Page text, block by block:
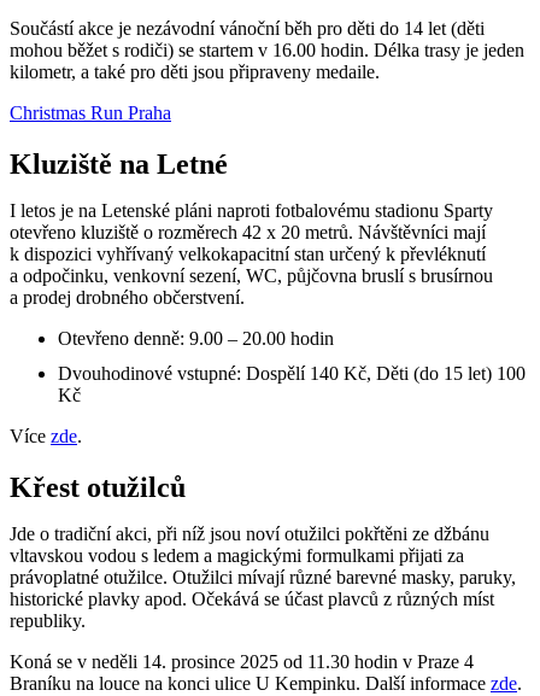
Součástí akce je nezávodní vánoční běh pro děti do 14 let (děti
mohou běžet s rodiči) se startem v 16.00 hodin. Délka trasy je jeden
kilometr, a také pro děti jsou připraveny medaile.
Christmas Run Praha
Kluziště na Letné
I letos je na Letenské pláni naproti fotbalovému stadionu Sparty
otevřeno kluziště o rozměrech 42 x 20 metrů. Návštěvníci mají
k dispozici vyhřívaný velkokapacitní stan určený k převléknutí
a odpočinku, venkovní sezení, WC, půjčovna bruslí s brusírnou
a prodej drobného občerstvení.
Otevřeno denně: 9.00 – 20.00 hodin
Dvouhodinové vstupné: Dospělí 140 Kč, Děti (do 15 let) 100
Kč
Více zde.
Křest otužilců
Jde o tradiční akci, při níž jsou noví otužilci pokřtěni ze džbánu
vltavskou vodou s ledem a magickými formulkami přijati za
právoplatné otužilce. Otužilci mívají různé barevné masky, paruky,
historické plavky apod. Očekává se účast plavců z různých míst
republiky.
Koná se v neděli 14. prosince 2025 od 11.30 hodin v Praze 4
Braníku na louce na konci ulice U Kempinku. Další informace zde.